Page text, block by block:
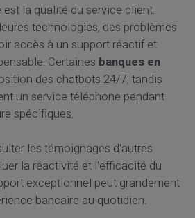
la qualité du service client.
technologies, des problèmes
accès à un support réactif et
Certaines banques en
des chatbots 24/7, tandis
un service téléphone pendant
spécifiques.
les témoignages d'autres
la réactivité et l'efficacité du
exceptionnel peut grandement
bancaire au quotidien.